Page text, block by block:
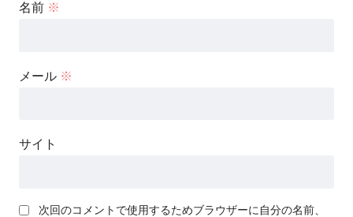
名前 ※
メール ※
サイト
次回のコメントで使用するためブラウザーに自分の名前、